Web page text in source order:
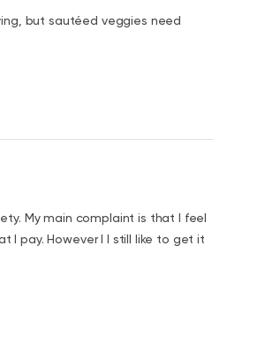
but sautéed veggies need
My main complaint is that I feel
I pay. However I I still like to get it